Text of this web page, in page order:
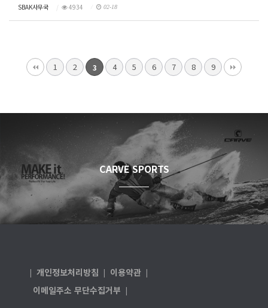
SBAK사무국 4934 02-18
1 2 3 4 5 6 7 8 9
CARVE SPORTS
| 개인정보처리방침 | 이용약관 |
이메일주소 무단수집거부 |